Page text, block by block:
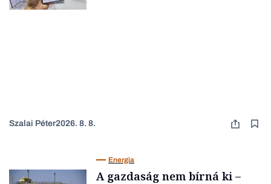
Szalai Péter2026. 8. 8.
Energia
A gazdaság nem bírná ki –